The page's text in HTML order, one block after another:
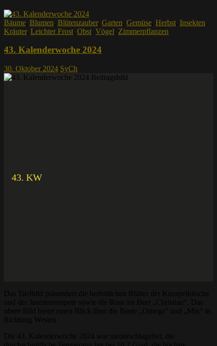
Bäume Blumen Blütenzauber, Garten Gemüse Herbst Insekten
Kräuter, Leichter Frost Obst Vögel Zimmerpflanzen
43. Kalenderwoche 2024
30. Oktober 2024 SyCh
43. KW